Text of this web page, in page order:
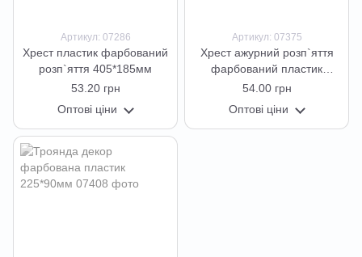
Артикул: 07286
Хрест пластик фарбований
розп`яття 405*185мм
53.20 грн
Оптові ціни
Артикул: 07375
Хрест ажурний розп`яття
фарбований пластик
360*193мм
54.00 грн
Оптові ціни